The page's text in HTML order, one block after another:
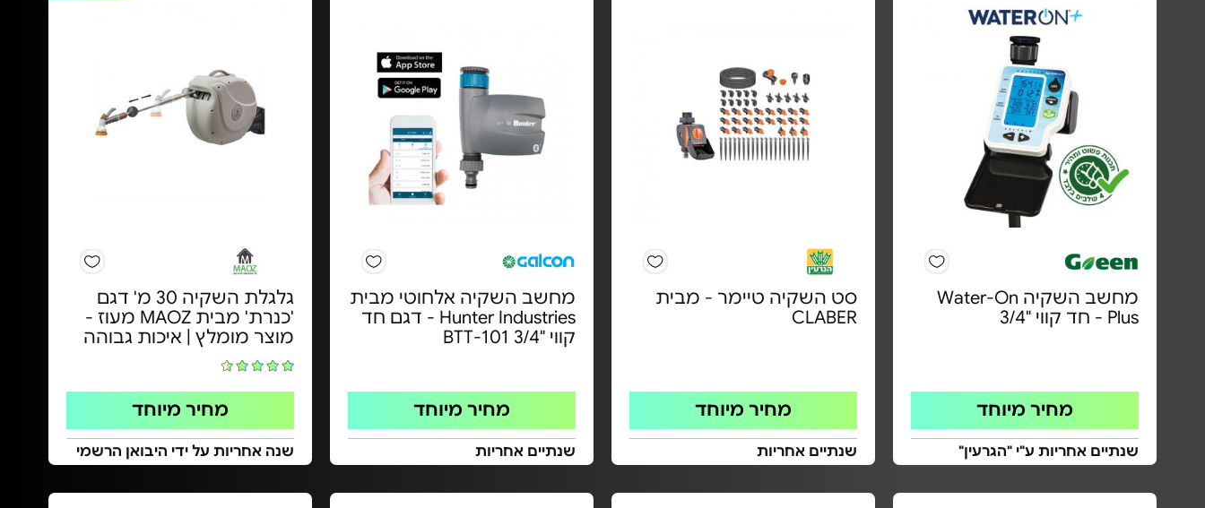
מחשב השקיה Water-On
Plus - חד קווי "3/4
מחיר מיוחד
שנתיים אחריות ע"י "הגרעין"
סט השקיה טיימר - מבית
CLABER
מחיר מיוחד
שנתיים אחריות
מחשב השקיה אלחוטי מבית
Hunter Industries - דגם חד
קווי "3/4 BTT-101
מחיר מיוחד
שנתיים אחריות
גלגלת השקיה 30 מ' דגם
'כנרת' מבית MAOZ מעוז -
מוצר מומלץ | איכות גבוהה
מחיר מיוחד
שנה אחריות על ידי היבואן הרשמי